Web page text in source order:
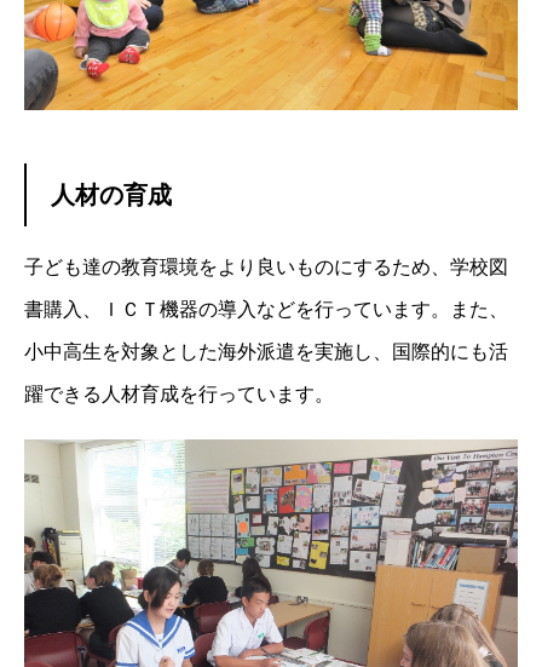
人材の育成
子ども達の教育環境をより良いものにするため、学校図
書購入、ＩＣＴ機器の導入などを行っています。また、
小中高生を対象とした海外派遣を実施し、国際的にも活
躍できる人材育成を行っています。